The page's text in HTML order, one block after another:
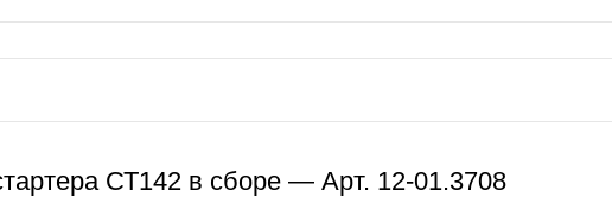
СТ142 в сборе — Арт. 12-01.3708